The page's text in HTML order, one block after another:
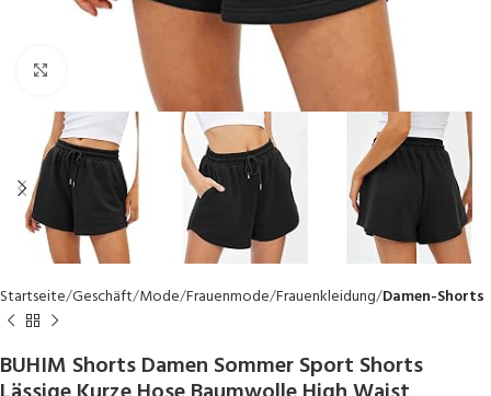
Click to enlarge
Startseite Geschäft Mode Frauenmode Frauenkleidung Damen-Shorts
BUHIM Shorts Damen Sommer Sport Shorts